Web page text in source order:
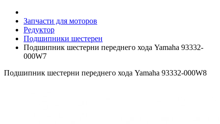
Запчасти для моторов
Редуктор
Подшипники шестерен
Подшипник шестерни переднего хода Yamaha 93332-
000W7
Подшипник шестерни переднего хода Yamaha 93332-000W8